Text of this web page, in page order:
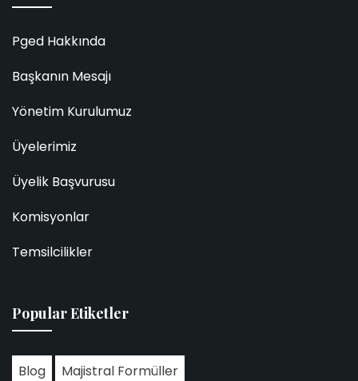
Pged Hakkında
Başkanın Mesajı
Yönetim Kurulumuz
Üyelerimiz
Üyelik Başvurusu
Komisyonlar
Temsilcilikler
Popular Etiketler
Blog Majistral Formüller